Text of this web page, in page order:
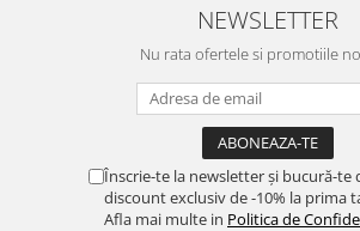
NEWSLETTER
Nu rata ofertele si promotiile
Înscrie-te la newsletter și bucură-te
discount exclusiv de -10% la prima
Afla mai multe in Politica de